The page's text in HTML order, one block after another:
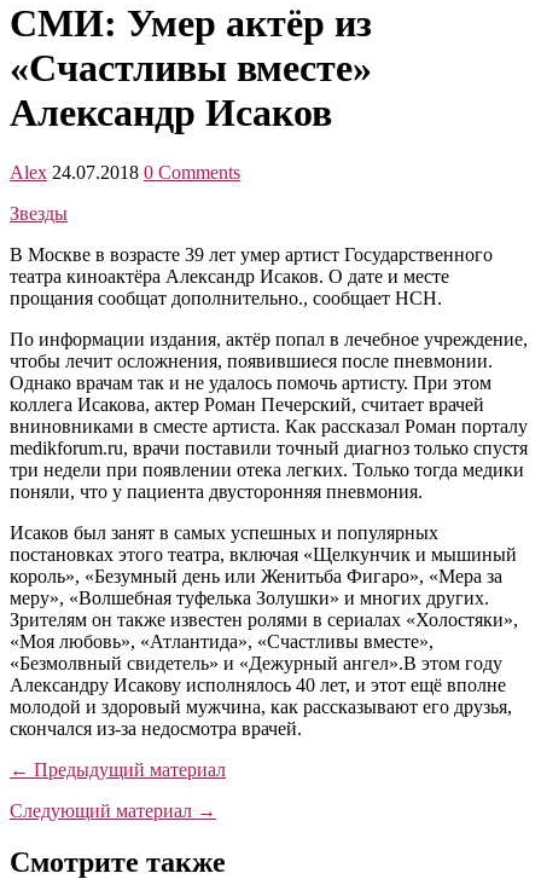
СМИ: Умер актёр из
«Счастливы вместе»
Александр Исаков
Alex 24.07.2018 0 Comments
Звезды
В Москве в возрасте 39 лет умер артист Государственного
театра киноактёра Александр Исаков. О дате и месте
прощания сообщат дополнительно., сообщает НСН.
По информации издания, актёр попал в лечебное учреждение,
чтобы лечит осложнения, появившиеся после пневмонии.
Однако врачам так и не удалось помочь артисту. При этом
коллега Исакова, актер Роман Печерский, считает врачей
вниновниками в сместе артиста. Как рассказал Роман порталу
medikforum.ru, врачи поставили точный диагноз только спустя
три недели при появлении отека легких. Только тогда медики
поняли, что у пациента двусторонняя пневмония.
Исаков был занят в самых успешных и популярных
постановках этого театра, включая «Щелкунчик и мышиный
король», «Безумный день или Женитьба Фигаро», «Мера за
меру», «Волшебная туфелька Золушки» и многих других.
Зрителям он также известен ролями в сериалах «Холостяки»,
«Моя любовь», «Атлантида», «Счастливы вместе»,
«Безмолвный свидетель» и «Дежурный ангел».В этом году
Александру Исакову исполнялось 40 лет, и этот ещё вполне
молодой и здоровый мужчина, как рассказывают его друзья,
скончался из-за недосмотра врачей.
← Предыдущий материал
Следующий материал →
Смотрите также